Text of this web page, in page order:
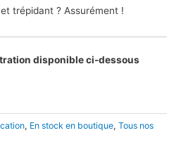
trépidant ? Assurément !
disponible ci-dessous
, En stock en boutique, Tous nos